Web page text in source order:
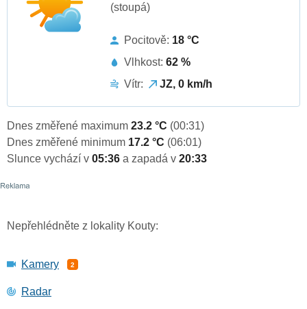
(stoupá)
Pocitově: 18 °C
Vlhkost: 62 %
Vítr:
JZ, 0 km/h
Dnes změřené maximum 23.2 °C (00:31)
Dnes změřené minimum 17.2 °C (06:01)
Slunce vychází v 05:36 a zapadá v 20:33
Nepřehlédněte z lokality Kouty:
Kamery 2
Radar